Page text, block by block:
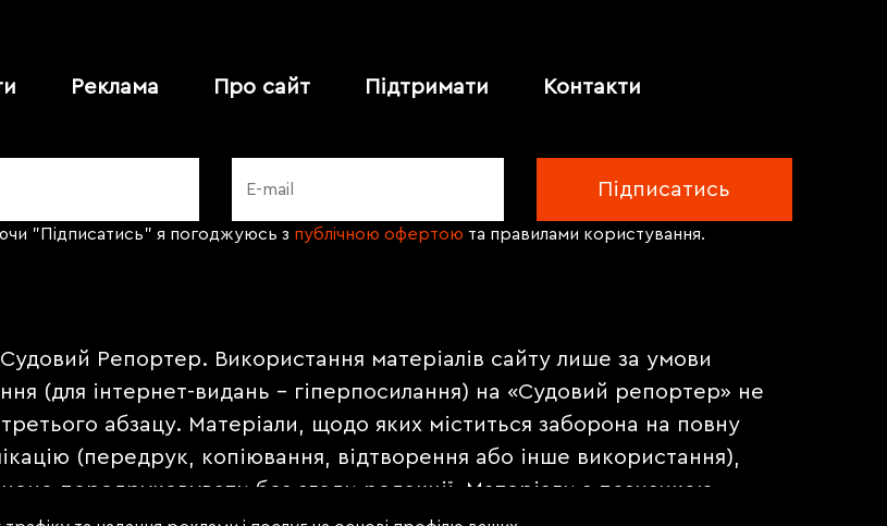
Реклама Про сайт Підтримати Контакти
"Підписатись" я погоджуюсь з публічною офертою та правилами користування.
Репортер. Використання матеріалів сайту лише за умови
(для інтернет-видань - гіперпосилання) на «Судовий репортер» не
абзацу. Матеріали, щодо яких міститься заборона на повну
(передрук, копіювання, відтворення або інше використання),
передруковувати без згоди редакції. Матеріали з позначкою